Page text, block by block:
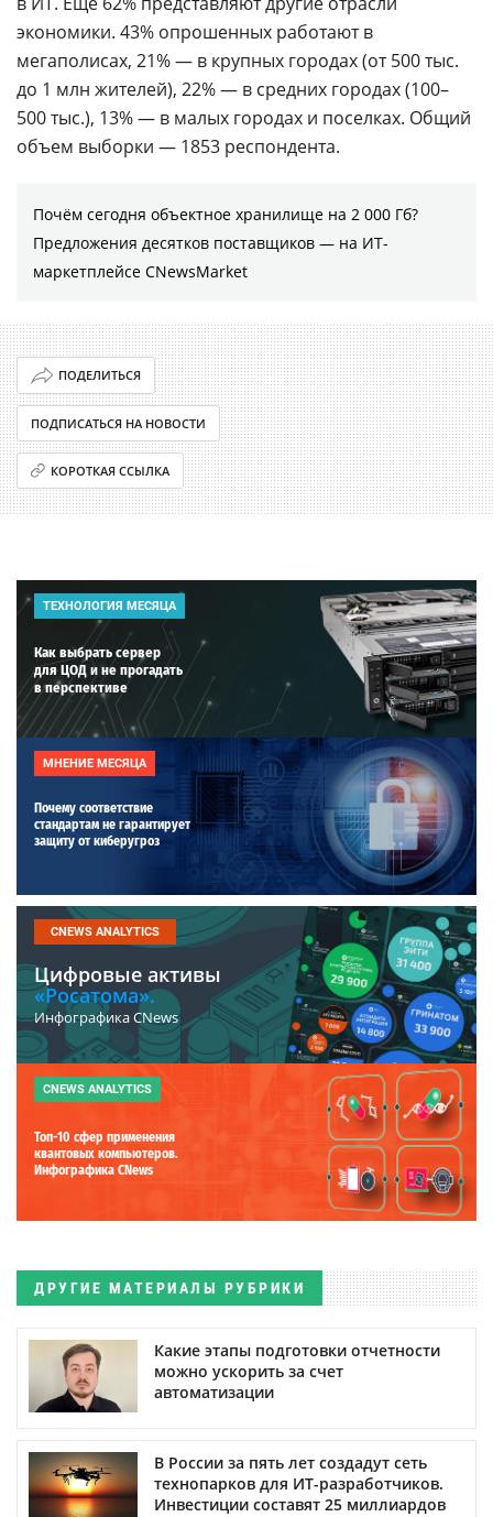
экономики. 43% опрошенных работают в
мегаполисах, 21% — в крупных городах (от 500 тыс.
до 1 млн жителей), 22% — в средних городах (100–
500 тыс.), 13% — в малых городах и поселках. Общий
объем выборки — 1853 респондента.
Почём сегодня объектное хранилище на 2 000 Гб?
Предложения десятков поставщиков ― на ИТ-
маркетплейсе CNewsMarket
ПОДЕЛИТЬСЯ
ПОДПИСАТЬСЯ НА НОВОСТИ
КОРОТКАЯ ССЫЛКА
ТЕХНОЛОГИЯ МЕСЯЦА
Как выбрать сервер
для ЦОД и не прогадать
в перспективе
МНЕНИЕ МЕСЯЦА
Почему соответствие
стандартам не гарантирует
защиту от киберугроз
CNEWS ANALYTICS
Цифровые активы
«Росатома».
Инфографика CNews
CNEWS ANALYTICS
Топ-10 сфер применения
квантовых компьютеров.
Инфографика CNews
ДРУГИЕ МАТЕРИАЛЫ РУБРИКИ
Какие этапы подготовки отчетности
можно ускорить за счет
автоматизации
В России за пять лет создадут сеть
технопарков для ИТ-разработчиков.
Инвестиции составят 25 миллиардов